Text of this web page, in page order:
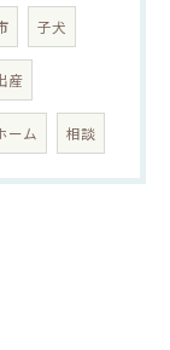
子犬
産
ーム 相談